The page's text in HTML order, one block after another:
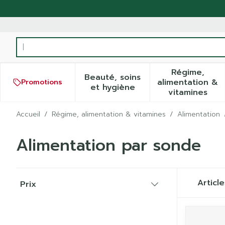
Rechercher
Promotions
Beauté, soins
et hygièneAfficher le sous-menu
Régime,
alimentation &
vitamines
Afficher
Accueil / Régime, alimentation & vitamines / Alimentation
Alimentation par sonde
Prix